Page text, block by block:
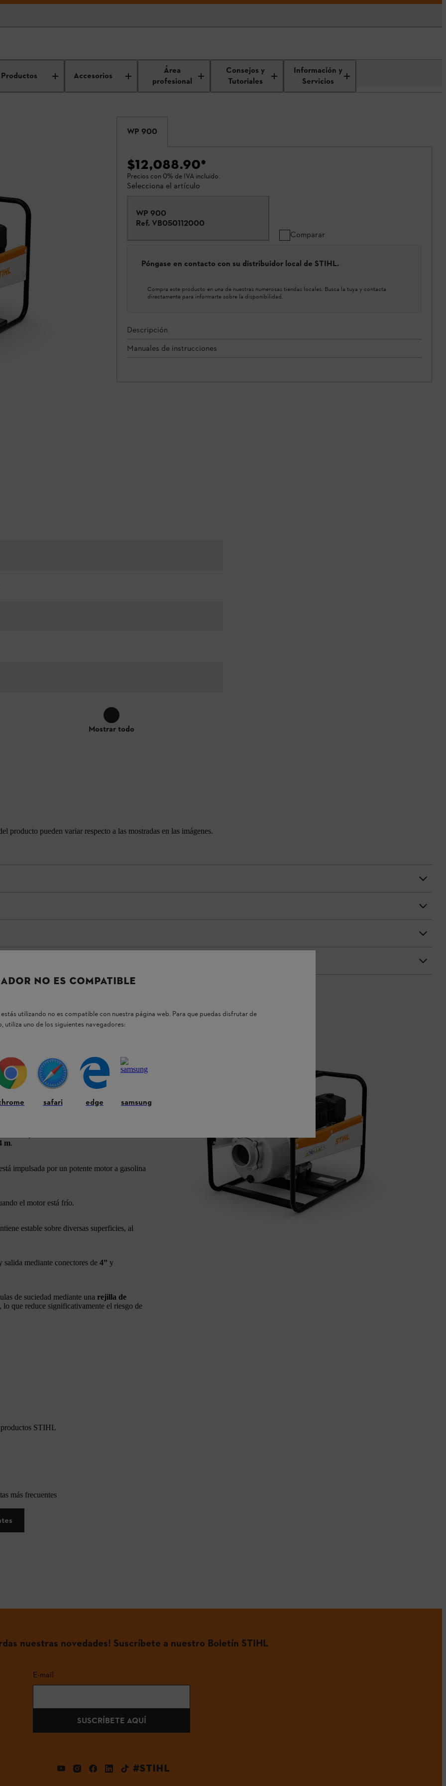
Productos Accesorios
Área
profesional
Consejos y
Tutoriales
Información y
Servicios
WP 900
$12,088.90*
Precios con 0% de IVA incluido.
Selecciona el artículo
WP 900
Ref. VB050112000
Comparar
Póngase en contacto con su distribuidor local de STIHL.
Compra este producto en una de nuestras numerosas tiendas locales. Busca la tuya y contacta
directamente para informarte sobre la disponibilidad.
Descripción
Manuales de instrucciones
Mostrar todo
producto pueden variar respecto a las mostradas en las imágenes.
motor 4 tiempos de
ríos, canales o estanques - por ejemplo, en
la
motobomba STIHL WP 900ofrece
m.
impulsada por un potente motor a gasolina
el motor está frío.
estable sobre diversas superficies, al
salida mediante conectores de 4” y
de suciedad mediante una rejilla de
, lo que reduce significativamente el riesgo de
productos STIHL
más frecuentes
nuestras novedades! Suscríbete a nuestro Boletín STIHL
E-mail
SUSCRÍBETE AQUÍ
#STIHL
NO ES COMPATIBLE
utilizando no es compatible con nuestra página web. Para que puedas disfrutar de
utiliza uno de los siguientes navegadores:
safari edge samsung